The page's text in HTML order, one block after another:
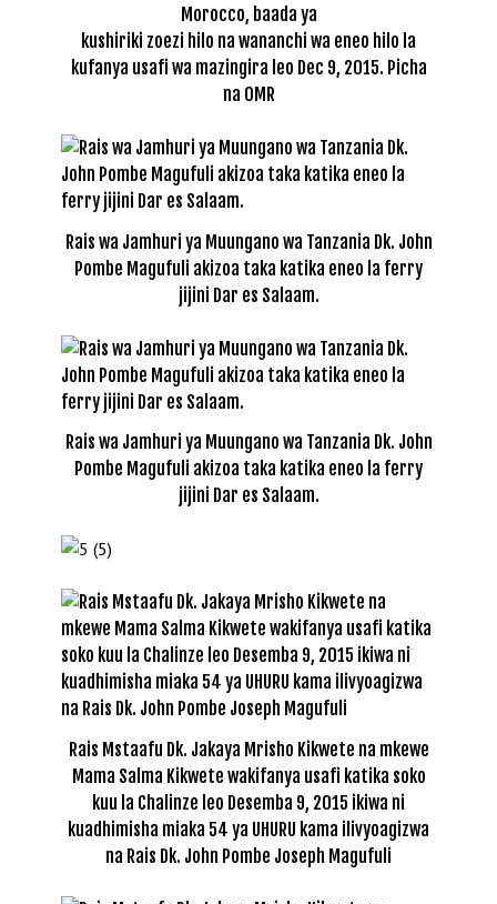
Morocco, baada ya
kushiriki zoezi hilo na wananchi wa eneo hilo la
kufanya usafi wa mazingira leo Dec 9, 2015. Picha
na OMR
Rais wa Jamhuri ya Muungano wa Tanzania Dk. John
Pombe Magufuli akizoa taka katika eneo la ferry
jijini Dar es Salaam.
Rais wa Jamhuri ya Muungano wa Tanzania Dk. John
Pombe Magufuli akizoa taka katika eneo la ferry
jijini Dar es Salaam.
Rais Mstaafu Dk. Jakaya Mrisho Kikwete na mkewe
Mama Salma Kikwete wakifanya usafi katika soko
kuu la Chalinze leo Desemba 9, 2015 ikiwa ni
kuadhimisha miaka 54 ya UHURU kama ilivyoagizwa
na Rais Dk. John Pombe Joseph Magufuli